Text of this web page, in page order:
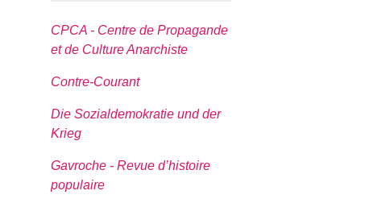
CPCA - Centre de Propagande
et de Culture Anarchiste
Contre-Courant
Die Sozialdemokratie und der
Krieg
Gavroche - Revue d’histoire
populaire